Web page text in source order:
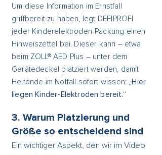
Um diese Information im Ernstfall
griffbereit zu haben, legt DEFIPROFI
jeder Kinderelektroden-Packung einen
Hinweiszettel bei. Dieser kann – etwa
beim ZOLL® AED Plus – unter dem
Gerätedeckel platziert werden, damit
Helfende im Notfall sofort wissen: „Hier
liegen Kinder-Elektroden bereit.“
3. Warum Platzierung und
Größe so entscheidend sind
Ein wichtiger Aspekt, den wir im Video